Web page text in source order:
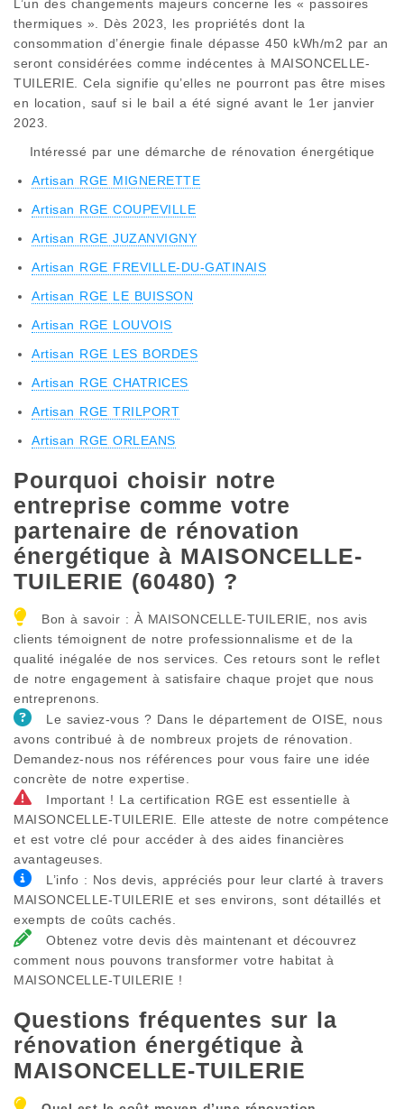
L’un des changements majeurs concerne les « passoires
thermiques ». Dès 2023, les propriétés dont la
consommation d’énergie finale dépasse 450 kWh/m2 par an
seront considérées comme indécentes à MAISONCELLE-
TUILERIE. Cela signifie qu’elles ne pourront pas être mises
en location, sauf si le bail a été signé avant le 1er janvier
2023.
Intéressé par une démarche de rénovation énergétique
Artisan RGE MIGNERETTE
Artisan RGE COUPEVILLE
Artisan RGE JUZANVIGNY
Artisan RGE FREVILLE-DU-GATINAIS
Artisan RGE LE BUISSON
Artisan RGE LOUVOIS
Artisan RGE LES BORDES
Artisan RGE CHATRICES
Artisan RGE TRILPORT
Artisan RGE ORLEANS
Pourquoi choisir notre
entreprise comme votre
partenaire de rénovation
énergétique à MAISONCELLE-
TUILERIE (60480) ?
Bon à savoir : À MAISONCELLE-TUILERIE, nos avis
clients témoignent de notre professionnalisme et de la
qualité inégalée de nos services. Ces retours sont le reflet
de notre engagement à satisfaire chaque projet que nous
entreprenons.
Le saviez-vous ? Dans le département de OISE, nous
avons contribué à de nombreux projets de rénovation.
Demandez-nous nos références pour vous faire une idée
concrète de notre expertise.
Important ! La certification RGE est essentielle à
MAISONCELLE-TUILERIE. Elle atteste de notre compétence
et est votre clé pour accéder à des aides financières
avantageuses.
L’info : Nos devis, appréciés pour leur clarté à travers
MAISONCELLE-TUILERIE et ses environs, sont détaillés et
exempts de coûts cachés.
Obtenez votre devis dès maintenant et découvrez
comment nous pouvons transformer votre habitat à
MAISONCELLE-TUILERIE !
Questions fréquentes sur la
rénovation énergétique à
MAISONCELLE-TUILERIE